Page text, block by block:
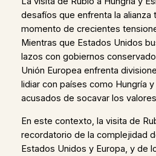
desafíos que enfrenta la alianza
momento de crecientes
Mientras que Estados Unidos
lazos con gobiernos
Unión Europea enfrenta
lidiar con países como Hungría
acusados de socavar los
En este contexto, la visita de
recordatorio de la complejidad
Estados Unidos y Europa, y de